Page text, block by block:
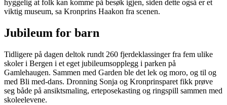
hyggelig at folk kan komme på besøk igjen, siden dette også er et
viktig museum, sa Kronprins Haakon fra scenen.
Jubileum for barn
Tidligere på dagen deltok rundt 260 fjerdeklassinger fra fem ulike
skoler i Bergen i et eget jubileumsopplegg i parken på
Gamlehaugen. Sammen med Garden ble det lek og moro, og til og
med Bli med-dans. Dronning Sonja og Kronprinsparet fikk prøve
seg både på ansiktsmaling, erteposekasting og ringspill sammen med
skoleelevene.